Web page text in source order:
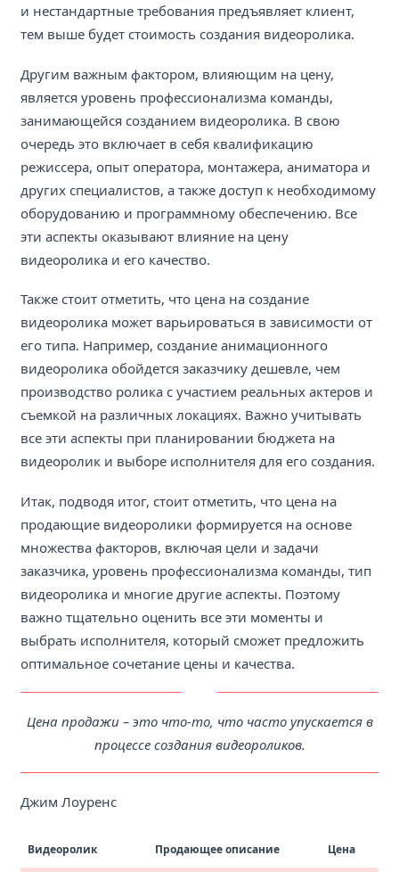
и нестандартные требования предъявляет клиент,
тем выше будет стоимость создания видеоролика.
Другим важным фактором, влияющим на цену,
является уровень профессионализма команды,
занимающейся созданием видеоролика. В свою
очередь это включает в себя квалификацию
режиссера, опыт оператора, монтажера, аниматора и
других специалистов, а также доступ к необходимому
оборудованию и программному обеспечению. Все
эти аспекты оказывают влияние на цену
видеоролика и его качество.
Также стоит отметить, что цена на создание
видеоролика может варьироваться в зависимости от
его типа. Например, создание анимационного
видеоролика обойдется заказчику дешевле, чем
производство ролика с участием реальных актеров и
съемкой на различных локациях. Важно учитывать
все эти аспекты при планировании бюджета на
видеоролик и выборе исполнителя для его создания.
Итак, подводя итог, стоит отметить, что цена на
продающие видеоролики формируется на основе
множества факторов, включая цели и задачи
заказчика, уровень профессионализма команды, тип
видеоролика и многие другие аспекты. Поэтому
важно тщательно оценить все эти моменты и
выбрать исполнителя, который сможет предложить
оптимальное сочетание цены и качества.
Цена продажи – это что-то, что часто упускается в
процессе создания видеороликов.
Джим Лоуренс
Видеоролик Продающее описание Цена